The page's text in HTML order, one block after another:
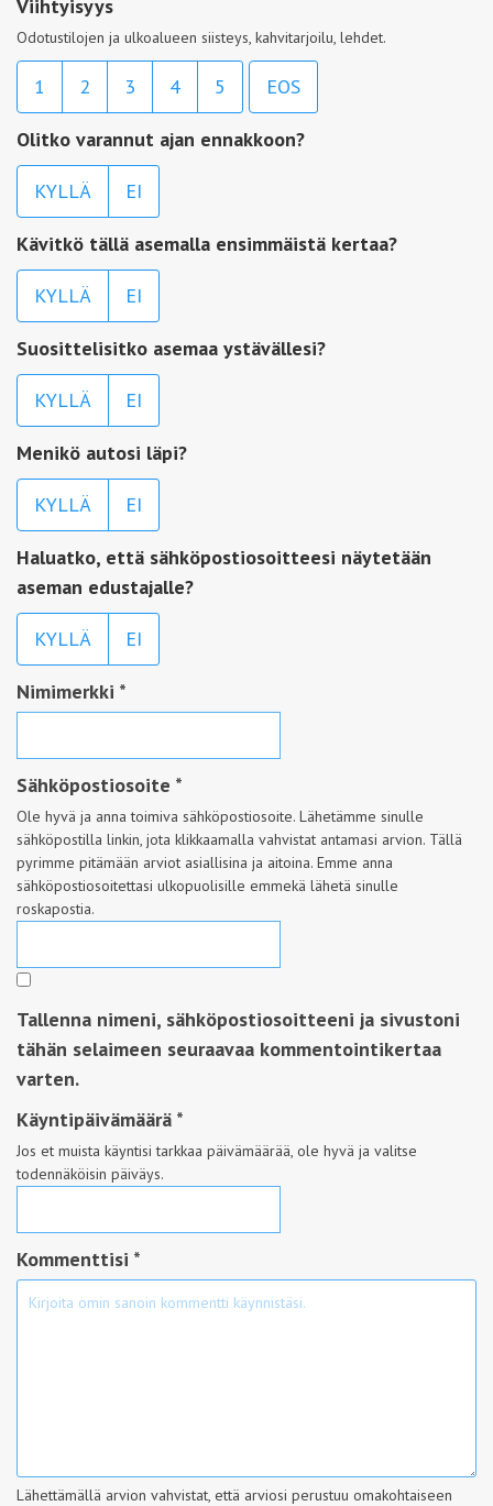
Viihtyisyys
Odotustilojen ja ulkoalueen siisteys, kahvitarjoilu, lehdet.
1 2 3 4 5 EOS
Olitko varannut ajan ennakkoon?
KYLLÄ EI
Kävitkö tällä asemalla ensimmäistä kertaa?
KYLLÄ EI
Suosittelisitko asemaa ystävällesi?
KYLLÄ EI
Menikö autosi läpi?
KYLLÄ EI
Haluatko, että sähköpostiosoitteesi näytetään
aseman edustajalle?
KYLLÄ EI
Nimimerkki *
Sähköpostiosoite *
Ole hyvä ja anna toimiva sähköpostiosoite. Lähetämme sinulle
sähköpostilla linkin, jota klikkaamalla vahvistat antamasi arvion. Tällä
pyrimme pitämään arviot asiallisina ja aitoina. Emme anna
sähköpostiosoitettasi ulkopuolisille emmekä lähetä sinulle
roskapostia.
Tallenna nimeni, sähköpostiosoitteeni ja sivustoni
tähän selaimeen seuraavaa kommentointikertaa
varten.
Käyntipäivämäärä *
Jos et muista käyntisi tarkkaa päivämäärää, ole hyvä ja valitse
todennäköisin päiväys.
Kommenttisi *
Lähettämällä arvion vahvistat, että arviosi perustuu omakohtaiseen